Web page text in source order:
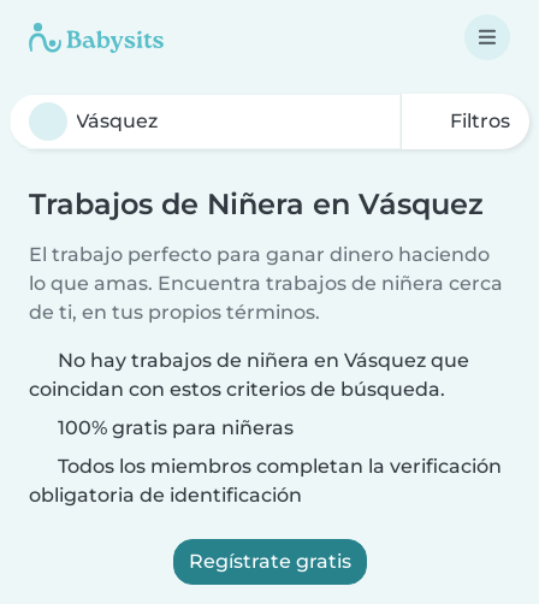
Filtros
Trabajos de Niñera en Vásquez
El trabajo perfecto para ganar dinero haciendo
lo que amas. Encuentra trabajos de niñera cerca
de ti, en tus propios términos.
No hay trabajos de niñera en Vásquez que
coincidan con estos criterios de búsqueda.
100% gratis para niñeras
Todos los miembros completan la verificación
obligatoria de identificación
Regístrate gratis